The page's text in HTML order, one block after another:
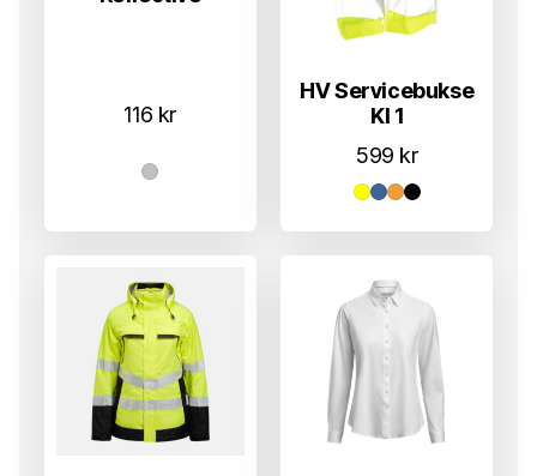
116 kr
HV Servicebukse
Kl 1
599 kr